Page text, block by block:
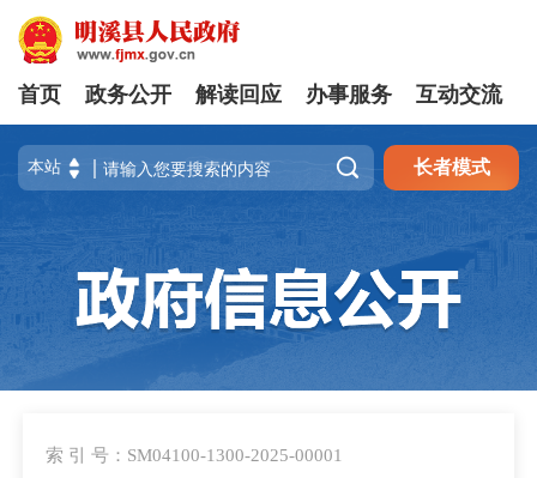
首页 政务公开 解读回应 办事服务 互动交流
 长者模式
索 引 号：SM04100-1300-2025-00001